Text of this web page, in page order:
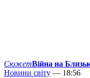
СюжетВійна на
Новини світу — 18:56